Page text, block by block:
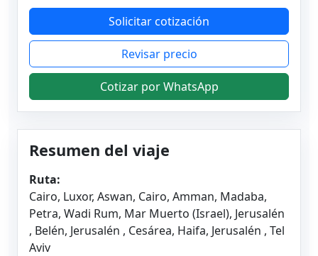
Resumen del viaje
Ruta:
Cairo, Luxor, Aswan, Cairo, Amman, Madaba,
Petra, Wadi Rum, Mar Muerto (Israel), Jerusalén
, Belén, Jerusalén , Cesárea, Haifa, Jerusalén , Tel
Aviv
Solicitar cotización
Revisar precio
Cotizar por WhatsApp